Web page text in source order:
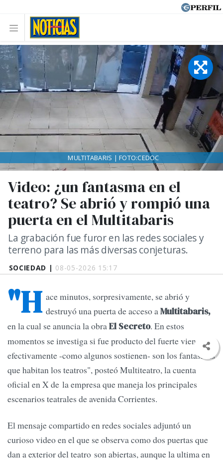
SOCIEDAD | 08-05-2026 15:17
Video: ¿un fantasma en el
teatro? Se abrió y rompió una
puerta en el Multitabaris
La grabación fue furor en las redes sociales y
terreno para las más diversas conjeturas.
MULTITABARIS | FOTO:CEDOC
"H ace minutos, sorpresivamente, se abrió y
destruyó una puerta de acceso aMultitabaris,
en la cual se anuncia la obraEl Secreto. En estos
momentos se investiga si fue producto del fuerte viento o
efectivamente -como algunos sostienen- son los fantasmas
que habitan los teatros", posteó Multiteatro, la cuenta
oficial en X de la empresa que maneja los principales
escenarios teatrales de avenida Corrientes.
El mensaje compartido en redes sociales adjuntó un
curioso video en el que se observa como dos puertas que
dan a exterior del teatro son abiertas, aunque la ultima en